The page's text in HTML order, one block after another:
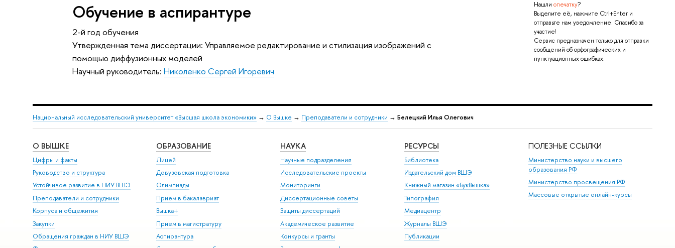
Нашли опечатку?
Выделите её, нажмите Ctrl+Enter и
отправьте нам уведомление. Спасибо за
участие!
Сервис предназначен только для отправки
сообщений об орфографических и
пунктуационных ошибках.
Обучение в аспирантуре
2-й год обучения
Утвержденная тема диссертации: Управляемое редактирование и стилизация изображений с
помощью диффузионных моделей
Научный руководитель:Николенко Сергей Игоревич
Национальный исследовательский университет «Высшая школа экономики» → О Вышке → Преподаватели и сотрудники → Белецкий Илья Олегович
О ВЫШКЕ
Цифры и факты
Руководство и структура
Устойчивое развитие в НИУ ВШЭ
Преподаватели и сотрудники
Корпуса и общежития
Закупки
Обращения граждан в НИУ ВШЭ
ОБРАЗОВАНИЕ
Лицей
Довузовская подготовка
Олимпиады
Прием в бакалавриат
Вышка+
Прием в магистратуру
Аспирантура
НАУКА
Научные подразделения
Исследовательские проекты
Мониторинги
Диссертационные советы
Защиты диссертаций
Академическое развитие
Конкурсы и гранты
РЕСУРСЫ
Библиотека
Издательский дом ВШЭ
Книжный магазин «БукВышка»
Типография
Медиацентр
Журналы ВШЭ
Публикации
ПОЛЕЗНЫЕ ССЫЛКИ
Министерство науки и высшего
образования РФ
Министерство просвещения РФ
Массовые открытые онлайн-курсы